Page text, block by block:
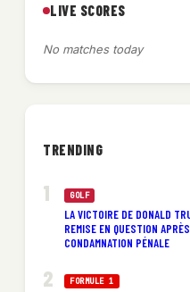
LIVE SCORES
No matches today
TRENDING
GOLF
LA VICTOIRE DE DONALD
REMISE EN QUESTION
CONDAMNATION PÉNALE
FORMULE 1